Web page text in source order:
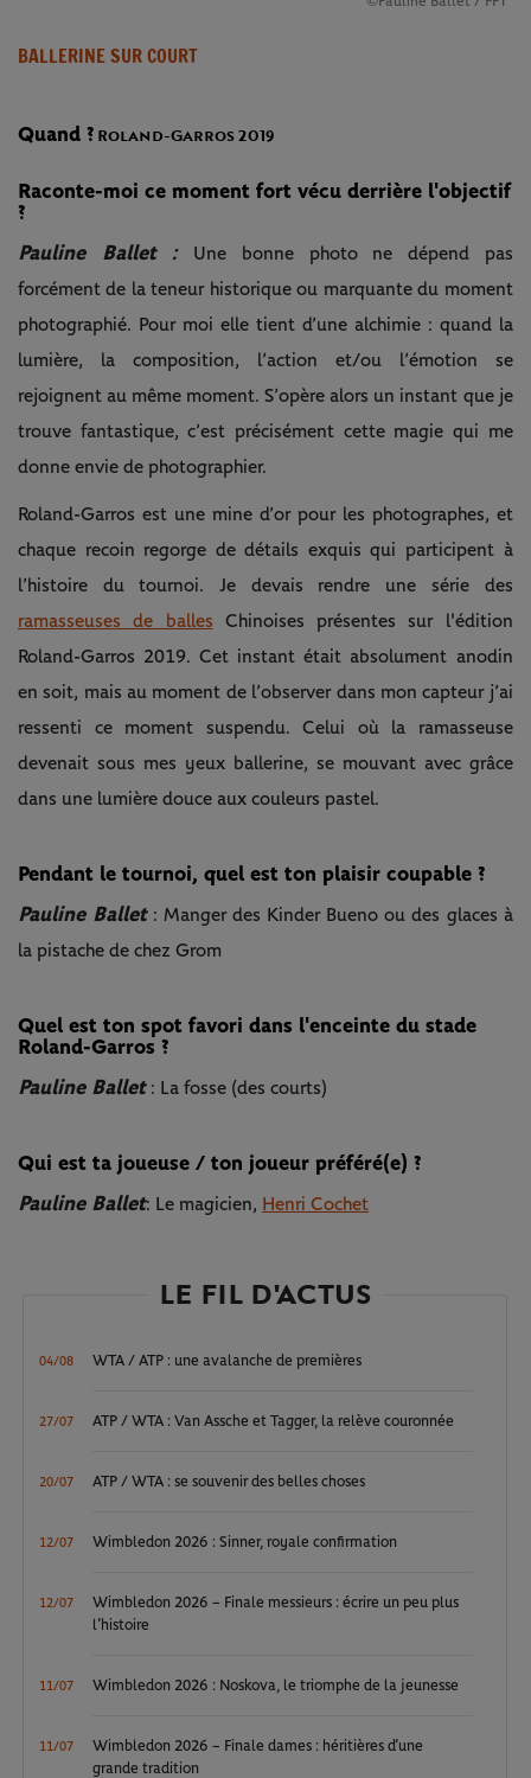
BALLERINE SUR COURT
Quand ? Roland-Garros 2019
Raconte-moi ce moment fort vécu derrière l'objectif
?
Pauline Ballet :
Une bonne photo ne dépend pas
forcément de la teneur historique ou marquante du moment
photographié. Pour moi elle tient d’une alchimie : quand la
lumière, la composition, l’action et/ou l’émotion se
rejoignent au même moment. S’opère alors un instant que je
trouve fantastique, c’est précisément cette magie qui me
donne envie de photographier.
Roland-Garros est une mine d’or pour les photographes, et
chaque recoin regorge de détails exquis qui participent à
l’histoire du tournoi. Je devais rendre une série des
ramasseuses de balles Chinoises présentes sur l'édition
Roland-Garros 2019. Cet instant était absolument anodin
en soit, mais au moment de l’observer dans mon capteur j’ai
ressenti ce moment suspendu. Celui où la ramasseuse
devenait sous mes yeux ballerine, se mouvant avec grâce
dans une lumière douce aux couleurs pastel.
Pendant le tournoi, quel est ton plaisir coupable ?
Pauline Ballet : Manger des Kinder Bueno ou des glaces à
la pistache de chez Grom
Quel est ton spot favori dans l'enceinte du stade
Roland-Garros ?
Pauline Ballet: La fosse (des courts)
Qui est ta joueuse / ton joueur préféré(e) ?
Pauline Ballet: Le magicien, Henri Cochet
LE FIL D'ACTUS
04/08 WTA / ATP : une avalanche de premières
27/07 ATP / WTA : Van Assche et Tagger, la relève couronnée
20/07 ATP / WTA : se souvenir des belles choses
12/07 Wimbledon 2026 : Sinner, royale confirmation
12/07
Wimbledon 2026 – Finale messieurs : écrire un peu plus
l’histoire
11/07 Wimbledon 2026 : Noskova, le triomphe de la jeunesse
11/07
Wimbledon 2026 – Finale dames : héritières d’une
grande tradition